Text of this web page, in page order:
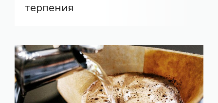
терпения